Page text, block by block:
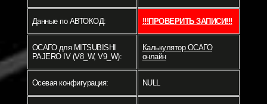
Данные по АВТОКОД: !!!ПРОВЕРИТЬ ЗАПИСИ!!!
ОСАГО для MITSUBISHI
PAJERO IV (V8_W, V9_W):
Калькулятор ОСАГО
онлайн
Осевая конфигурация: NULL